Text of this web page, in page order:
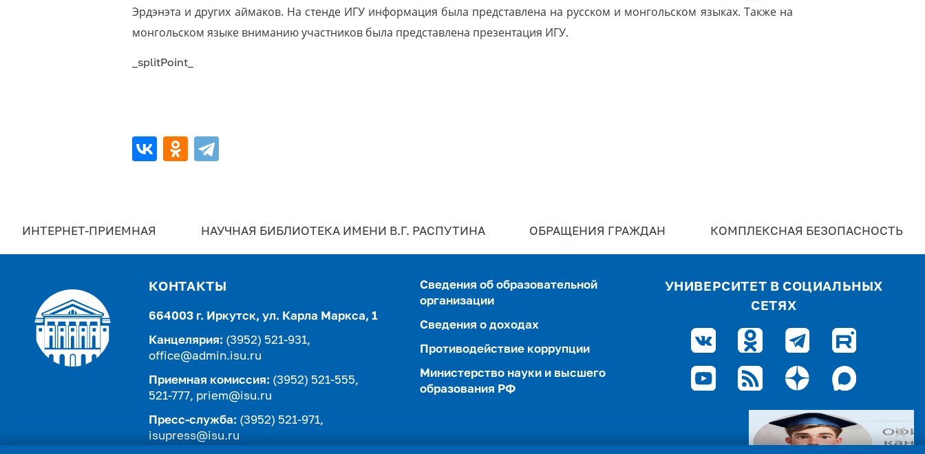
Эрдэнэта и других аймаков. На стенде ИГУ информация была представлена на русском и монгольском языках. Также на
монгольском языке вниманию участников была представлена презентация ИГУ.
_splitPoint_
ИНТЕРНЕТ-ПРИЕМНАЯ НАУЧНАЯ БИБЛИОТЕКА ИМЕНИ В.Г. РАСПУТИНА ОБРАЩЕНИЯ ГРАЖДАН КОМПЛЕКСНАЯ БЕЗОПАСНОСТЬ
КОНТАКТЫ
664003 г. Иркутск, ул. Карла Маркса, 1
Канцелярия: (3952) 521-931,
office@admin.isu.ru
Приемная комиссия: (3952) 521-555,
521-777, priem@isu.ru
Пресс-служба: (3952) 521-971,
isupress@isu.ru
Сведения об образовательной
организации
Сведения о доходах
Противодействие коррупции
Министерство науки и высшего
образования РФ
УНИВЕРСИТЕТ В СОЦИАЛЬНЫХ
СЕТЯХ